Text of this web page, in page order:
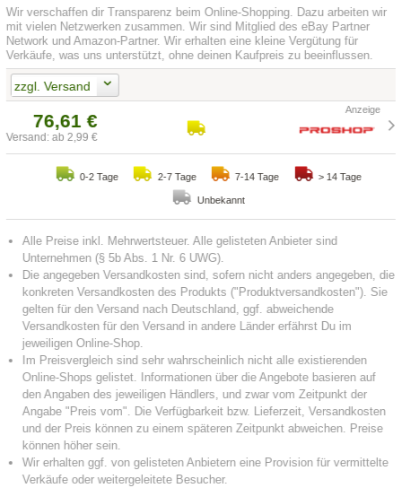
Wir verschaffen dir Transparenz beim Online-Shopping. Dazu arbeiten wir
mit vielen Netzwerken zusammen. Wir sind Mitglied des eBay Partner
Network und Amazon-Partner. Wir erhalten eine kleine Vergütung für
Verkäufe, was uns unterstützt, ohne deinen Kaufpreis zu beeinflussen.
zzgl. Versand
76,61 €
Versand: ab 2,99 €
0-2 Tage 2-7 Tage 7-14 Tage > 14 Tage
Unbekannt